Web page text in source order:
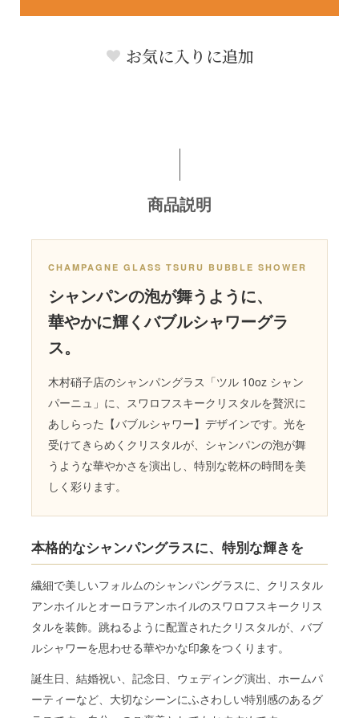
お気に入りに追加
商品説明
CHAMPAGNE GLASS TSURU BUBBLE SHOWER
シャンパンの泡が舞うように、
華やかに輝くバブルシャワーグラ
ス。
木村硝子店のシャンパングラス「ツル 10oz シャン
パーニュ」に、スワロフスキークリスタルを贅沢に
あしらった【バブルシャワー】デザインです。光を
受けてきらめくクリスタルが、シャンパンの泡が舞
うような華やかさを演出し、特別な乾杯の時間を美
しく彩ります。
本格的なシャンパングラスに、特別な輝きを
繊細で美しいフォルムのシャンパングラスに、クリスタル
アンホイルとオーロラアンホイルのスワロフスキークリス
タルを装飾。跳ねるように配置されたクリスタルが、バブ
ルシャワーを思わせる華やかな印象をつくります。
誕生日、結婚祝い、記念日、ウェディング演出、ホームパ
ーティーなど、大切なシーンにふさわしい特別感のあるグ